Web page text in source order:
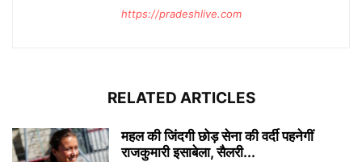
https://pradeshlive.com
RELATED ARTICLES
महल की जिंदगी छोड़ सेना की वर्दी पहनेगीं
राजकुमारी इसाबेला, सैलरी...